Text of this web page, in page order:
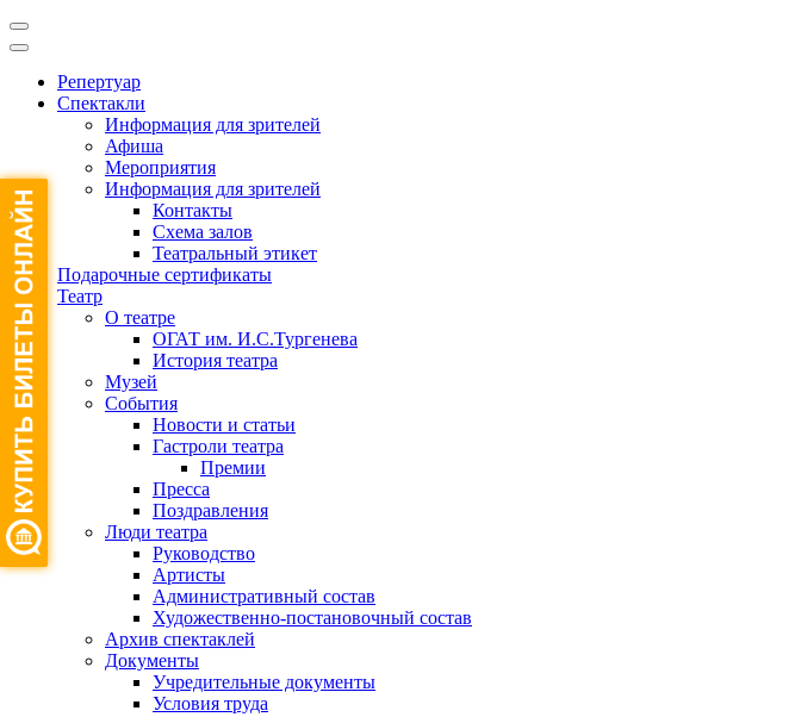
Репертуар
Спектакли
Информация для зрителей
Афиша
Мероприятия
Информация для зрителей
Контакты
Схема залов
Театральный этикет
Подарочные сертификаты
Театр
О театре
ОГАТ им. И.С.Тургенева
История театра
Музей
События
Новости и статьи
Гастроли театра
Премии
Пресса
Поздравления
Люди театра
Руководство
Артисты
Административный состав
Художественно-постановочный состав
Архив спектаклей
Документы
Учредительные документы
Условия труда